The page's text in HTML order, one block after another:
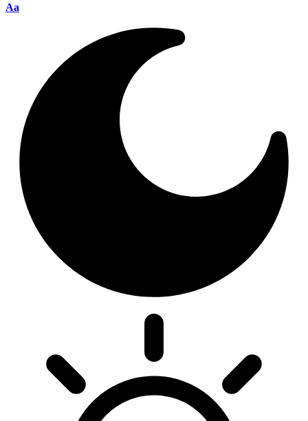
Font
Aa